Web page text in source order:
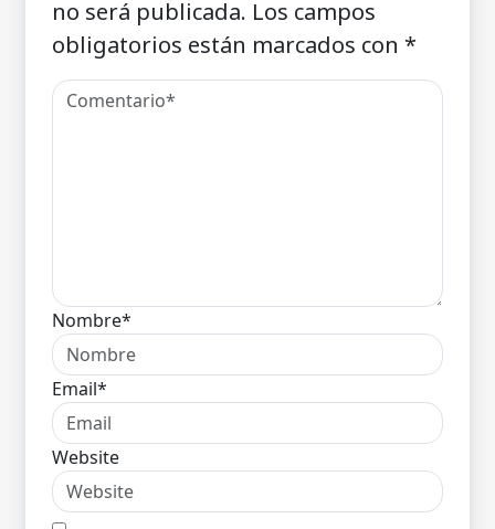
no será publicada. Los campos
obligatorios están marcados con *
Nombre*
Email*
Website